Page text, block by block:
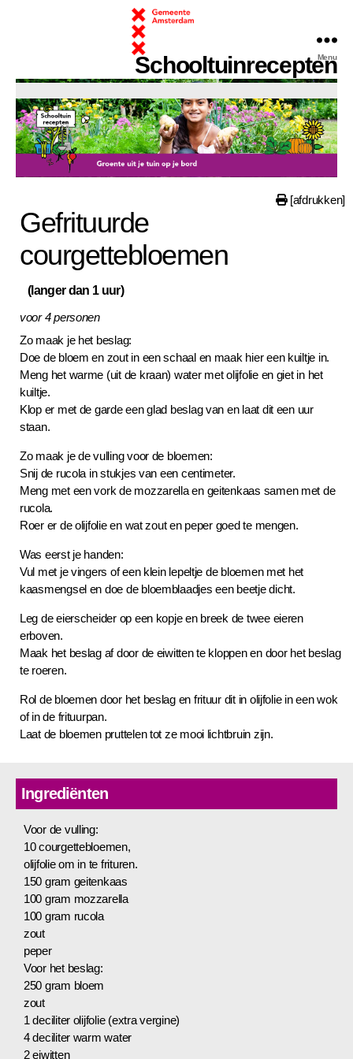
Schooltuinrecepten
Menu
[afdrukken]
Gefrituurde
courgettebloemen
(langer dan 1 uur)
voor 4 personen
Zo maak je het beslag:
Doe de bloem en zout in een schaal en maak hier een kuiltje in.
Meng het warme (uit de kraan) water met olijfolie en giet in het
kuiltje.
Klop er met de garde een glad beslag van en laat dit een uur
staan.
Zo maak je de vulling voor de bloemen:
Snij de rucola in stukjes van een centimeter.
Meng met een vork de mozzarella en geitenkaas samen met de
rucola.
Roer er de olijfolie en wat zout en peper goed te mengen.
Was eerst je handen:
Vul met je vingers of een klein lepeltje de bloemen met het
kaasmengsel en doe de bloemblaadjes een beetje dicht.
Leg de eierscheider op een kopje en breek de twee eieren
erboven.
Maak het beslag af door de eiwitten te kloppen en door het beslag
te roeren.
Rol de bloemen door het beslag en frituur dit in olijfolie in een wok
of in de frituurpan.
Laat de bloemen pruttelen tot ze mooi lichtbruin zijn.
Ingrediënten
Voor de vulling:
10 courgettebloemen,
olijfolie om in te frituren.
150 gram geitenkaas
100 gram mozzarella
100 gram rucola
zout
peper
Voor het beslag:
250 gram bloem
zout
1 deciliter olijfolie (extra vergine)
4 deciliter warm water
2 eiwitten